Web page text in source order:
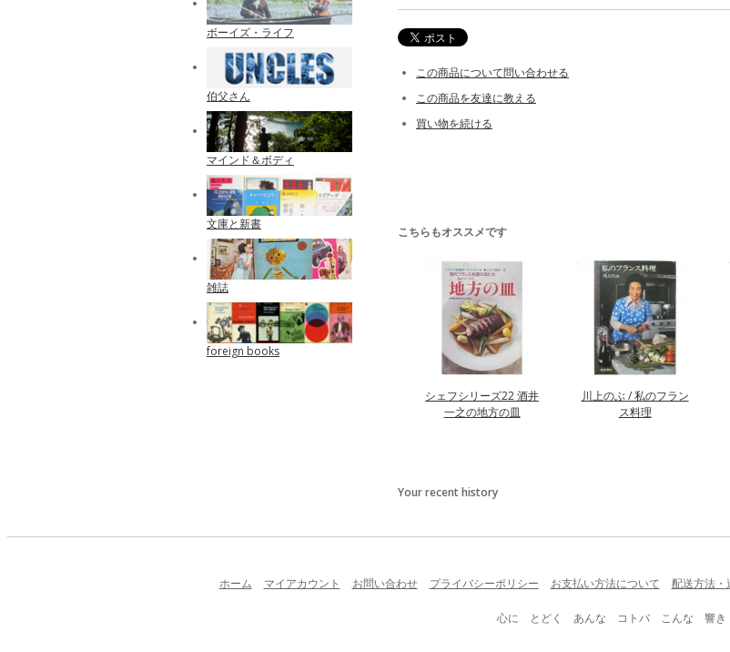
この商品について問い合わせる
この商品を友達に教える
買い物を続ける
こちらもオススメです
シェフシリーズ22 酒井
一之の地方の皿
川上のぶ / 私のフラン
ス料理
Your recent history
ボーイズ・ライフ
伯父さん
マインド＆ボディ
文庫と新書
雑誌
foreign books
ホーム マイアカウント お問い合わせ プライバシーポリシー お支払い方法について 配送方法・
心に とどく あんな コトバ こんな 響き